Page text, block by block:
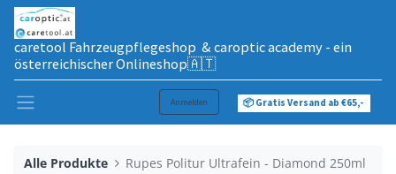
caretool Fahrzeugpflegeshop & caroptic academy - ein
österreichischer Onlineshop🇦🇹
Anmelden 📦 Gratis Versand ab €65,-
Alle Produkte Rupes Politur Ultrafein - Diamond 250ml